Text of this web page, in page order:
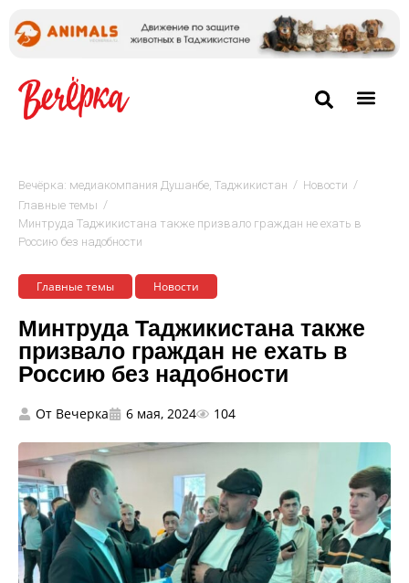
Вечёрка: медиакомпания Душанбе, Таджикистан / Новости /
Главные темы /
Минтруда Таджикистана также призвало граждан не ехать в
Россию без надобности
Главные темы Новости
Минтруда Таджикистана также
призвало граждан не ехать в
Россию без надобности
От Вечерка 6 мая, 2024 104